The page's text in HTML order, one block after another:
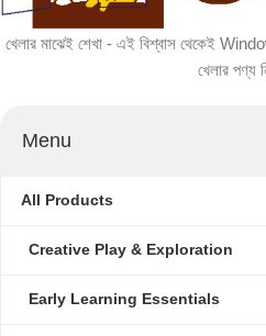
খেলার মাঝেই শেখা - এই বিশ্বাস থেকেই
খেলার পণ্য
Menu
All Products
Creative Play & Exploration
Early Learning Essentials